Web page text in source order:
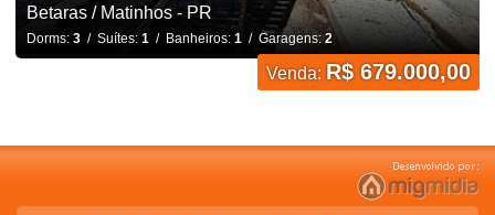
Betaras / Matinhos - PR
Dorms: 3/ Suítes: 1/ Banheiros: 1/ Garagens: 2
Venda: R$ 679.000,00